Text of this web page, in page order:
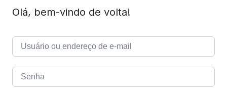
Olá, bem-vindo de volta!